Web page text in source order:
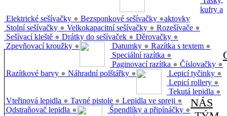
Elektrické sešívačky ● Bezsponkové sešívačky ●
Stolní sešívačky ● Velkokapacitní sešívačky ● Rozešívače ●
Sešívací kleště ● Drátky do sešívaček ● Děrovačky ●
Zpevňovací kroužky ● Datumky ● Razítka s textem ●
Speciální razítka ●
Paginovací razítka ● Číslovačky ●
Razítkové barvy ● Náhradní polštářky ● Lepicí tyčinky ●
Lepicí rollery ●
Tekutá lepidla ●
Vteřinová lepidla ● Tavné pistole ● Lepidla ve spreji ●
Odstraňovač lepidla ● Špendlíky a připínáčky ●
kufry a
aktovky
NÁS